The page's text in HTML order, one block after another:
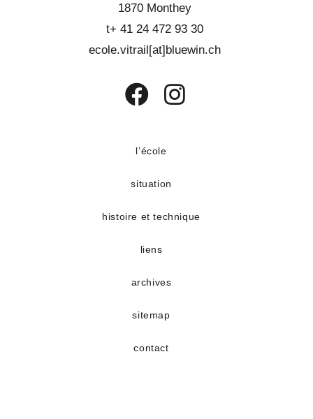
1870 Monthey
t+ 41 24 472 93 30
ecole.vitrail[at]bluewin.ch
un
onglet
l’école
situation
histoire et technique
liens
archives
sitemap
contact